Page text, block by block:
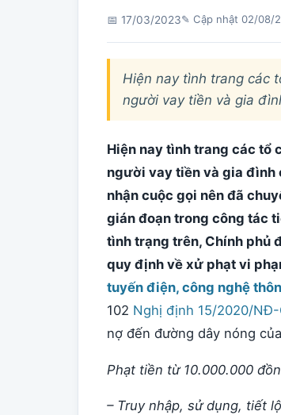
📅 17/03/2023✎ Cập nhật 02/08/
Hiện nay tình trang các
người vay tiền và gia
Hiện nay tình trang các tổ
người vay tiền và gia đình
nhận cuộc gọi nên đã
gián đoạn trong công tác
tình trạng trên, Chính phủ
quy định về xử phạt vi
tuyến điện, công nghệ
102 Nghị định 15/2020/NĐ-
nợ đến đường dây nóng
Phạt tiền từ 10.000.000
– Truy nhập, sử dụng, tiết